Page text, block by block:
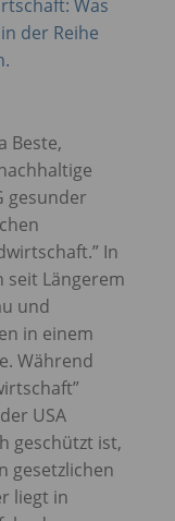
Was
der Reihe
Beste,
gesunder
In
Längerem
und
in einem
Während
USA
geschützt ist,
gesetzlichen
liegt in